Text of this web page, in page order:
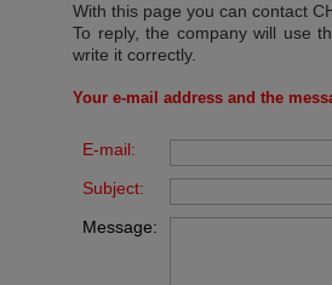
With this page you can contact
To reply, the company will use
write it correctly.
Your e-mail address and the
E-mail:
Subject:
Message: